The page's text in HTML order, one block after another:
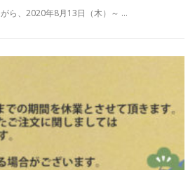
ら、2020年8月13日（木）～ …